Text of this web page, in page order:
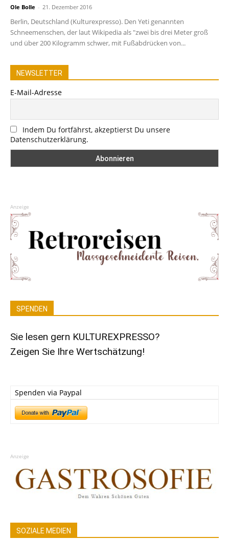
Ole Bolle - 21. Dezember 2016
Berlin, Deutschland (Kulturexpresso). Den Yeti genannten
Schneemenschen, der laut Wikipedia als "zwei bis drei Meter groß
und über 200 Kilogramm schwer, mit Fußabdrücken von...
NEWSLETTER
E-Mail-Adresse
Indem Du fortfährst, akzeptierst Du unsere
Datenschutzerklärung.
Anzeige
SPENDEN
Sie lesen gern KULTUREXPRESSO?
Zeigen Sie Ihre Wertschätzung!
Spenden via Paypal
Anzeige
SOZIALE MEDIEN